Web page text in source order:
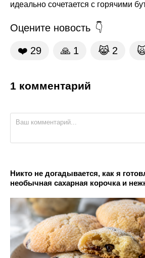
идеально сочетается с горячими
Оцените новость
❤️ 29 🙏 1 😹 2
1 комментарий
Никто не догадывается, как я
необычная сахарная корочка и